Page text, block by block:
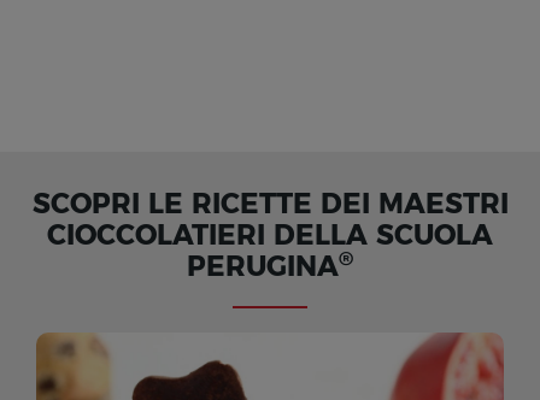
SCOPRI LE RICETTE DEI MAESTRI
CIOCCOLATIERI DELLA SCUOLA
PERUGINA®